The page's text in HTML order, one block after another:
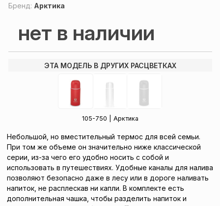
Бренд: Арктика
нет в наличии
ЭТА МОДЕЛЬ В ДРУГИХ РАСЦВЕТКАХ
105-750 | Арктика
Небольшой, но вместительный термос для всей семьи.
При том же объеме он значительно ниже классической
серии, из-за чего его удобно носить с собой и
использовать в путешествиях. Удобные каналы для налива
позволяют безопасно даже в лесу или в дороге наливать
напиток, не расплескав ни капли. В комплекте есть
дополнительная чашка, чтобы разделить напиток и